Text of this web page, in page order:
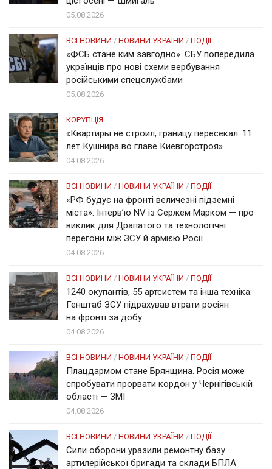
05.08.2026
ВСІ НОВИНИ / НОВИНИ УКРАЇНИ / ПОДІЇ
«ФСБ стане ким завгодно». СБУ попередила
українців про нові схеми вербування
російськими спецслужбами
05.08.2026
КОРУПЦІЯ
«Квартиры не строил, границу пересекал: 11
лет Кушнира во главе Киевгорстроя»
04.08.2026
ВСІ НОВИНИ / НОВИНИ УКРАЇНИ / ПОДІЇ
«РФ будує на фронті величезні підземні
міста». Інтерв’ю NV із Сержем Марком — про
виклик для Драпатого та технологічні
перегони між ЗСУ й армією Росії
04.08.2026
ВСІ НОВИНИ / НОВИНИ УКРАЇНИ / ПОДІЇ
1240 окупантів, 55 артсистем та інша техніка:
Генштаб ЗСУ підрахував втрати росіян
на фронті за добу
04.08.2026
ВСІ НОВИНИ / НОВИНИ УКРАЇНИ / ПОДІЇ
Плацдармом стане Брянщина. Росія може
спробувати прорвати кордон у Чернігівській
області — ЗМІ
04.08.2026
ВСІ НОВИНИ / НОВИНИ УКРАЇНИ / ПОДІЇ
Сили оборони уразили ремонтну базу
артилерійської бригади та склади БПЛА